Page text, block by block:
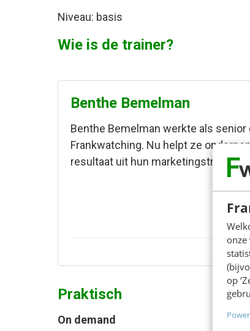
onze
op
Niveau: basis
Wie is de trainer?
Benthe Bemelman
Benthe Bemelman werkte als
Frankwatching. Nu helpt ze
resultaat uit hun marketingstrategie.
Praktisch
On demand